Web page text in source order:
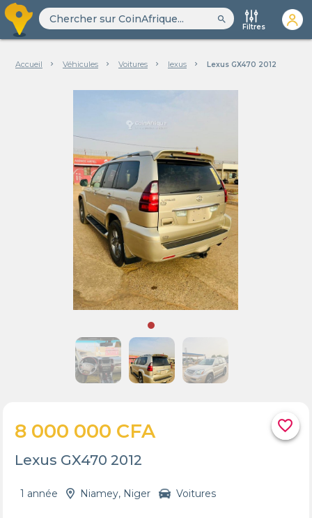
search
Filtres
Accueil Véhicules Voitures lexus Lexus GX470 2012
favorite_border
8 000 000 CFA
Lexus GX470 2012
1 année Niamey, Niger Voitures